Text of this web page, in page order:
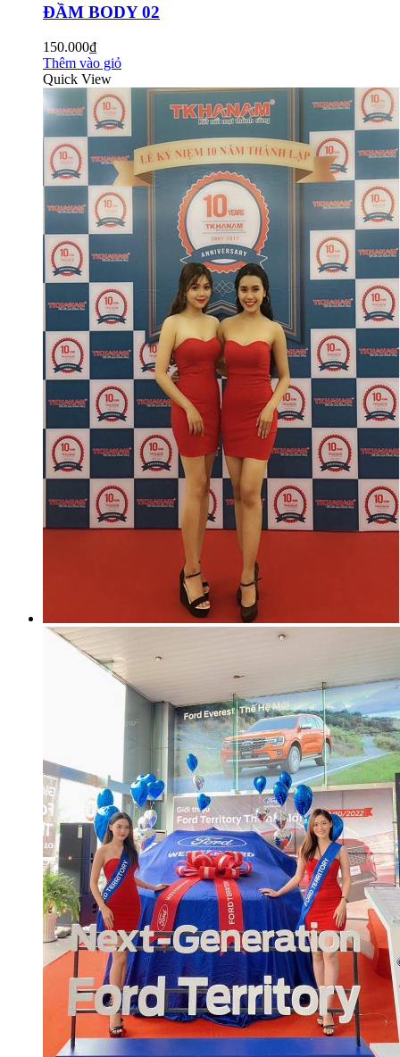
ĐẦM BODY 02
150.000₫
Thêm vào giỏ
Quick View